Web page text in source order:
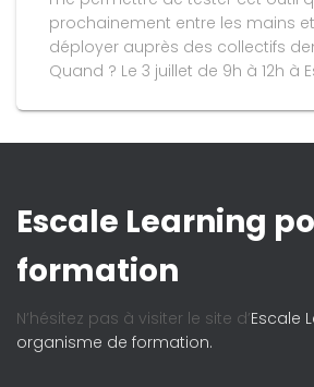
prochainement entre les mains
déployer auprès des collectifs
Quand ? Le 3 juillet de 9h à 12h à
Escale Learning
formation
N’hésitez pas à visiter le site d’Escale
organisme de formation.